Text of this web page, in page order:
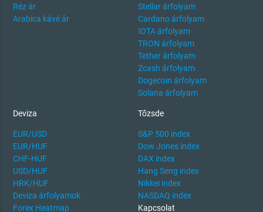
Réz ár
Arabica kávé ár
Stellar árfolyam
Cardano árfolyam
IOTA árfolyam
TRON árfolyam
Tether árfolyam
Zcash árfolyam
Dogecoin árfolyam
Solana árfolyam
Deviza
EUR/USD
EUR/HUF
CHF-HUF
USD/HUF
HRK/HUF
Deviza árfolyamok
Forex Heatmap
Tőzsde
S&P 500 index
Dow Jones index
DAX index
Hang Seng index
Nikkei index
NASDAQ index
Kapcsolat